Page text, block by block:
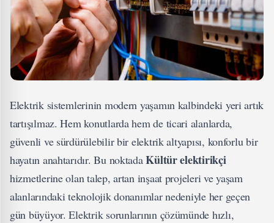
Elektrik sistemlerinin modern yaşamın kalbindeki yeri artık
tartışılmaz. Hem konutlarda hem de ticari alanlarda,
güvenli ve sürdürülebilir bir elektrik altyapısı, konforlu bir
hayatın anahtarıdır. Bu noktadaKültür elektirikçi
hizmetlerine olan talep, artan inşaat projeleri ve yaşam
alanlarındaki teknolojik donanımlar nedeniyle her geçen
gün büyüyor. Elektrik sorunlarının çözümünde hızlı,